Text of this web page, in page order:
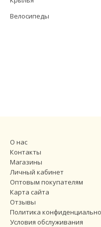
Велосипеды
О нас
Контакты
Магазины
Личный кабинет
Оптовым покупателям
Карта сайта
Отзывы
Политика
Условия обслуживания